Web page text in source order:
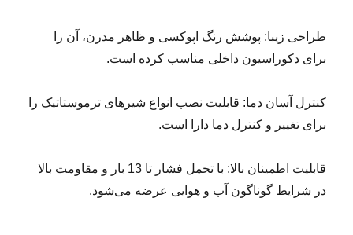
طراحی زیبا: پوشش رنگ اپوکسی و ظاهر مدرن، آن را
برای دکوراسیون داخلی مناسب کرده است.
کنترل آسان دما: قابلیت نصب انواع شیرهای ترموستاتیک را
برای تغییر و کنترل دما دارا است.
قابلیت اطمینان بالا: با تحمل فشار تا 13 بار و مقاومت بالا
در شرایط گوناگون آب و هوایی عرضه می‌شود.